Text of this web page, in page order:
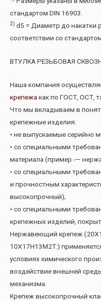
стандартом DIN 16903.
2) d5 = Диаметр до накатки
соответствии со
ВТУЛКА РЕЗЬБОВАЯ
Наша компания
крепежа как по ГОСТ, ОСТ,
Что мы вкладываем в
крепежные изделия:
• не выпускаемые серийно
• со специальными
материала (пример -—
• со специальными
и прочностным
высокопрочный);
• со специальными
крепежных изделий,
Нержавеющий крепеж
10Х17Н13М2Т:)
условиях химического
воздействие внешней
механизма.
Крепеж высокопрочный